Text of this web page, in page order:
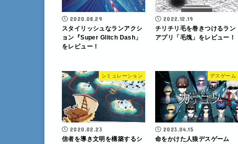
2020.08.29
スタイリッシュなランアクシ
ョン『Super Glitch Dash」
をレビュー！
2022.12.19
チリチリ毛を巻きつけるラン
アプリ「毛塊」をレビュー！
シミュレーション
2020.02.23
信者を導き文明を構築するシ
デスゲーム
2023.04.15
命をかけた人狼デスゲーム